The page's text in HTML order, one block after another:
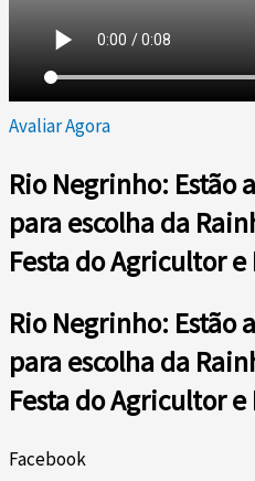
Avaliar Agora
Rio Negrinho: Estão
para escolha da
Festa do Agricultor
Rio Negrinho: Estão
para escolha da
Festa do Agricultor
Facebook